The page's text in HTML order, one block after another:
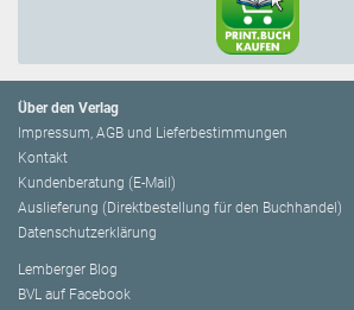
Über den Verlag
Impressum, AGB und Lieferbestimmungen
Kontakt
Kundenberatung (E-Mail)
Auslieferung (Direktbestellung für den Buchhandel)
Datenschutzerklärung
Lemberger Blog
BVL auf Facebook